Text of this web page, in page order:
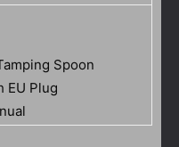
Spoon
EU Plug